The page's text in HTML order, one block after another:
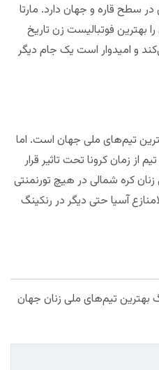
در سطح قاره و جهان دارد. مارتا
بهترین فوتبالیست زن تاریخ
و امیدوار است یک جام دیگر
تیم‌های ملی جهان است. اما
از زمان کرونا تحت تاثیر قرار
کره شمالی در هیچ تورنمنتی
آسیا حتی دیگر در رنکینگ
بهترین تیم‌های ملی زنان جهان